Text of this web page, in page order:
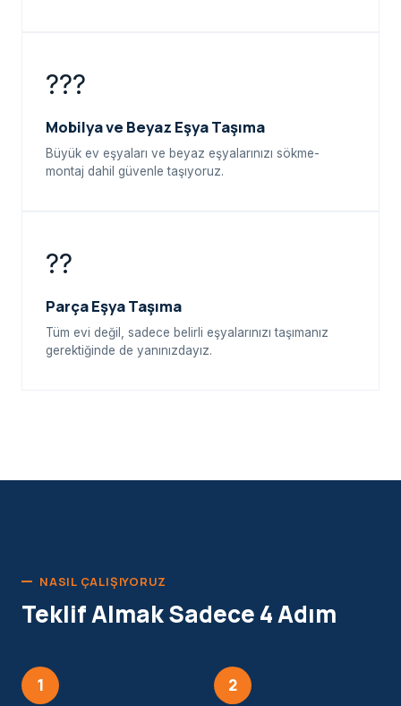
???
Mobilya ve Beyaz Eşya Taşıma
Büyük ev eşyaları ve beyaz eşyalarınızı sökme-
montaj dahil güvenle taşıyoruz.
??
Parça Eşya Taşıma
Tüm evi değil, sadece belirli eşyalarınızı taşımanız
gerektiğinde de yanınızdayız.
NASIL ÇALIŞIYORUZ
Teklif Almak Sadece 4 Adım
1 2